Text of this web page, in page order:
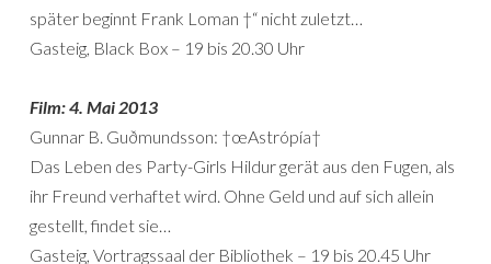
später beginnt Frank Loman †“ nicht zuletzt…
Gasteig, Black Box – 19 bis 20.30 Uhr
Film: 4. Mai 2013
Gunnar B. Guðmundsson: †œAstrópía†
Das Leben des Party-Girls Hildur gerät aus den Fugen, als
ihr Freund verhaftet wird. Ohne Geld und auf sich allein
gestellt, findet sie…
Gasteig, Vortragssaal der Bibliothek – 19 bis 20.45 Uhr